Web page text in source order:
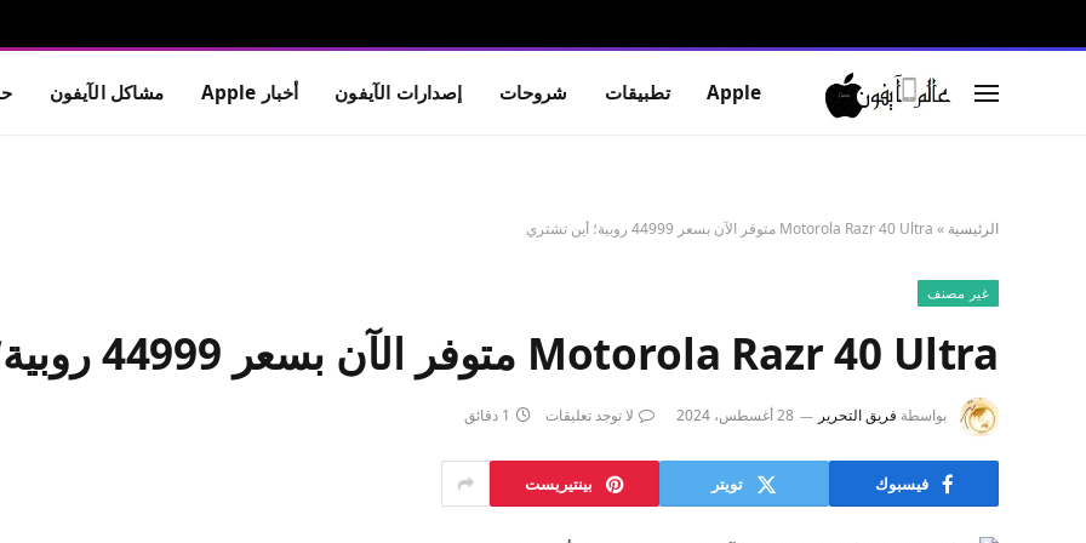
Apple تطبيقات شروحات إصدارات الآيفون أخبار Apple مشاكل الآيفون
الرئيسية » Motorola Razr 40 Ultra متوفر الآن بسعر 44999 روبية؛ أين تشتري
غير مصنف
Motorola Razr 40 Ultra متوفر الآن بسعر 44999 روبية؛ أين تشتري
بواسطة فريق التحرير 28 أغسطس، 2024 لا توجد تعليقات 1 دقائق
فيسبوك تويتر بينتيريست